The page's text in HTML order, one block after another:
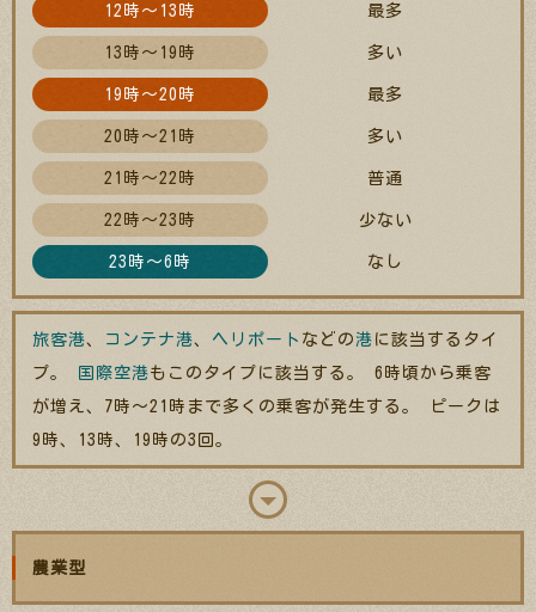
12時～13時 最多
13時～19時 多い
19時～20時 最多
20時～21時 多い
21時～22時 普通
22時～23時 少ない
23時～6時 なし
旅客港、 コンテナ港、 ヘリポート などの 港 に該当するタイ
プ。
国際空港もこのタイプに該当する。 6時頃から乗客
が増え、7時～21時まで多くの乗客が発生する。 ピークは
9時、13時、19時の3回。
農業型